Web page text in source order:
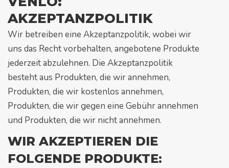
AKZEPTANZPOLITIK
Wir betreiben eine Akzeptanzpolitik, wobei wir
uns das Recht vorbehalten, angebotene Produkte
jederzeit abzulehnen. Die Akzeptanzpolitik
besteht aus Produkten, die wir annehmen,
Produkten, die wir kostenlos annehmen,
Produkten, die wir gegen eine Gebühr annehmen
und Produkten, die wir nicht annehmen.
WIR AKZEPTIEREN DIE
FOLGENDE PRODUKTE: